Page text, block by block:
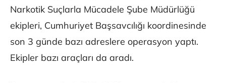
Narkotik Suçlarla Mücadele Şube Müdürlüğü
ekipleri, Cumhuriyet Başsavcılığı koordinesinde
son 3 günde bazı adreslere operasyon yaptı.
Ekipler bazı araçları da aradı.